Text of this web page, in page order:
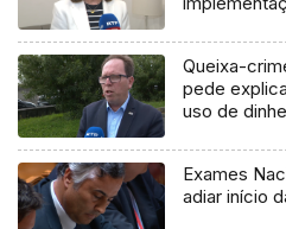
Queixa-
pede
uso de
Exames
adiar início